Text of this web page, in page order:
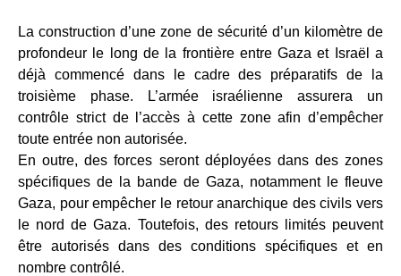
La construction d’une zone de sécurité d’un kilomètre de
profondeur le long de la frontière entre Gaza et Israël a
déjà commencé dans le cadre des préparatifs de la
troisième phase. L’armée israélienne assurera un
contrôle strict de l’accès à cette zone afin d’empêcher
toute entrée non autorisée.
En outre, des forces seront déployées dans des zones
spécifiques de la bande de Gaza, notamment le fleuve
Gaza, pour empêcher le retour anarchique des civils vers
le nord de Gaza. Toutefois, des retours limités peuvent
être autorisés dans des conditions spécifiques et en
nombre contrôlé.